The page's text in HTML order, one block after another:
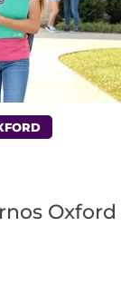
Oxford